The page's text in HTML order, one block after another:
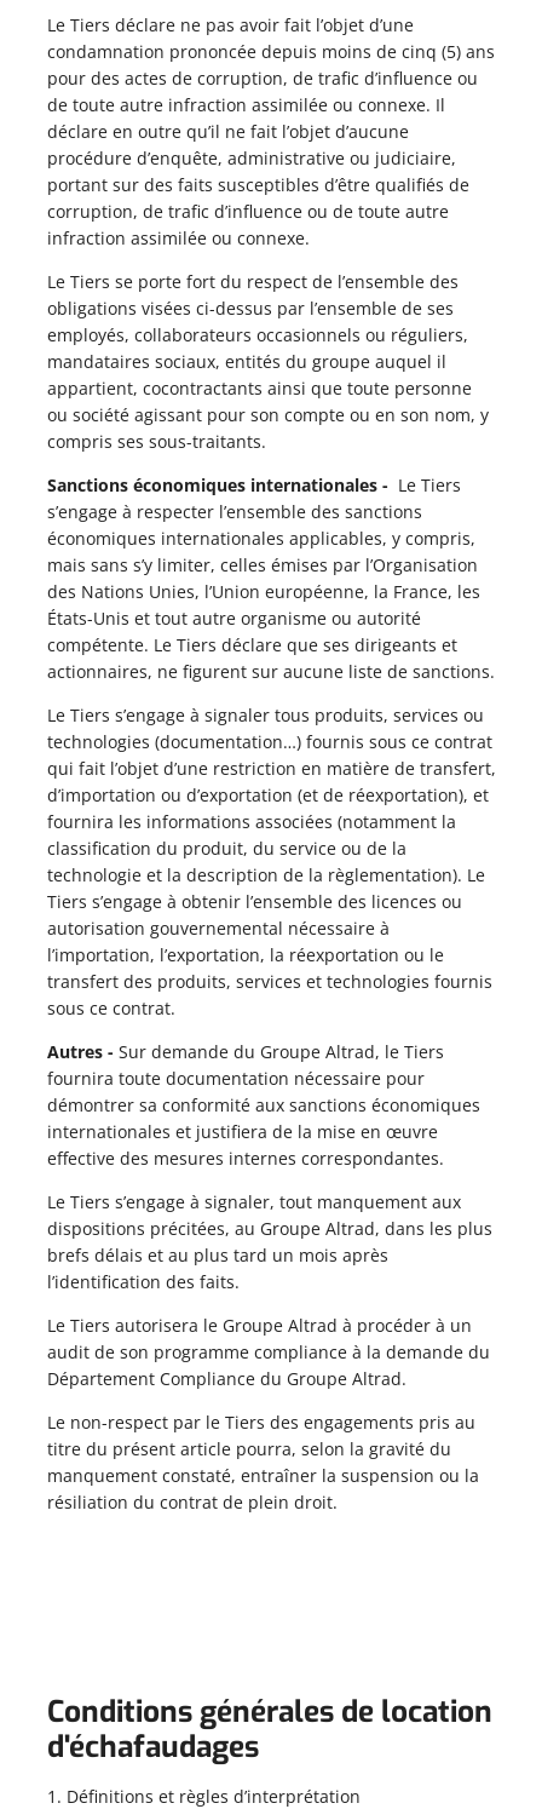
Le Tiers déclare ne pas avoir fait l’objet d’une
condamnation prononcée depuis moins de cinq (5) ans
pour des actes de corruption, de trafic d’influence ou
de toute autre infraction assimilée ou connexe. Il
déclare en outre qu’il ne fait l’objet d’aucune
procédure d’enquête, administrative ou judiciaire,
portant sur des faits susceptibles d’être qualifiés de
corruption, de trafic d’influence ou de toute autre
infraction assimilée ou connexe.
Le Tiers se porte fort du respect de l’ensemble des
obligations visées ci-dessus par l’ensemble de ses
employés, collaborateurs occasionnels ou réguliers,
mandataires sociaux, entités du groupe auquel il
appartient, cocontractants ainsi que toute personne
ou société agissant pour son compte ou en son nom, y
compris ses sous-traitants.
Sanctions économiques internationales - Le Tiers
s’engage à respecter l’ensemble des sanctions
économiques internationales applicables, y compris,
mais sans s’y limiter, celles émises par l’Organisation
des Nations Unies, l’Union européenne, la France, les
États-Unis et tout autre organisme ou autorité
compétente. Le Tiers déclare que ses dirigeants et
actionnaires, ne figurent sur aucune liste de sanctions.
Le Tiers s’engage à signaler tous produits, services ou
technologies (documentation…) fournis sous ce contrat
qui fait l’objet d’une restriction en matière de transfert,
d’importation ou d’exportation (et de réexportation), et
fournira les informations associées (notamment la
classification du produit, du service ou de la
technologie et la description de la règlementation). Le
Tiers s’engage à obtenir l’ensemble des licences ou
autorisation gouvernemental nécessaire à
l’importation, l’exportation, la réexportation ou le
transfert des produits, services et technologies fournis
sous ce contrat.
Autres - Sur demande du Groupe Altrad, le Tiers
fournira toute documentation nécessaire pour
démontrer sa conformité aux sanctions économiques
internationales et justifiera de la mise en œuvre
effective des mesures internes correspondantes.
Le Tiers s’engage à signaler, tout manquement aux
dispositions précitées, au Groupe Altrad, dans les plus
brefs délais et au plus tard un mois après
l’identification des faits.
Le Tiers autorisera le Groupe Altrad à procéder à un
audit de son programme compliance à la demande du
Département Compliance du Groupe Altrad.
Le non-respect par le Tiers des engagements pris au
titre du présent article pourra, selon la gravité du
manquement constaté, entraîner la suspension ou la
résiliation du contrat de plein droit.
Conditions générales de location
d'échafaudages
1. Définitions et règles d’interprétation